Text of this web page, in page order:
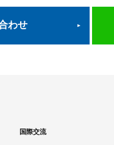
わせ
国際交流